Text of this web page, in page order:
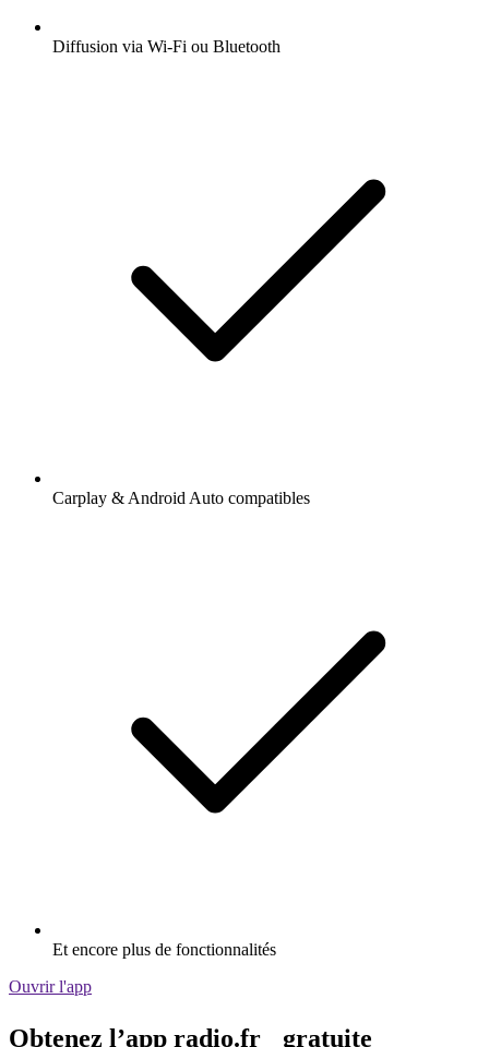
Diffusion via Wi-Fi ou Bluetooth
Carplay & Android Auto compatibles
Et encore plus de fonctionnalités
Ouvrir l'app
Obtenez l’app radio.fr gratuite